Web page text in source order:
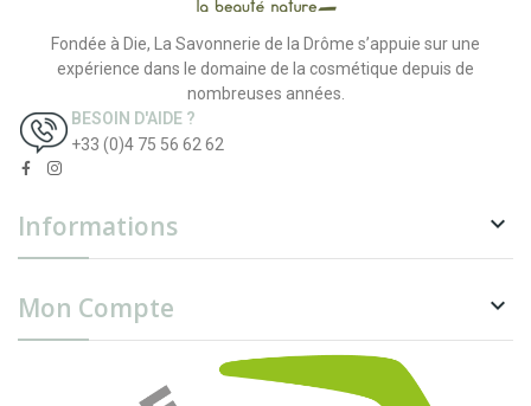
Fondée à Die, La Savonnerie de la Drôme s’appuie sur une
expérience dans le domaine de la cosmétique depuis de
nombreuses années.
BESOIN D'AIDE ?
+33 (0)4 75 56 62 62
Informations 
Mon Compte 